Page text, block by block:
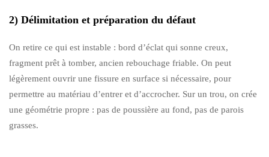
2) Délimitation et préparation du défaut
On retire ce qui est instable : bord d’éclat qui sonne creux,
fragment prêt à tomber, ancien rebouchage friable. On peut
légèrement ouvrir une fissure en surface si nécessaire, pour
permettre au matériau d’entrer et d’accrocher. Sur un trou, on crée
une géométrie propre : pas de poussière au fond, pas de parois
grasses.